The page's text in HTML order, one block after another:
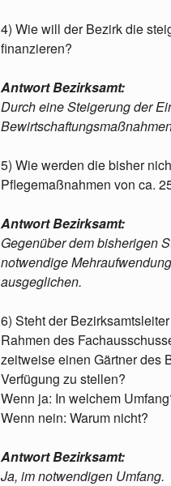
4) Wie will der Bezirk die
finanzieren?
Antwort Bezirksamt:
Durch eine Steigerung der
5) Wie werden die bisher
Pflegemaßnahmen von ca.
Antwort Bezirksamt:
Gegenüber dem bisherigen
notwendige
ausgeglichen.
6) Steht der
Rahmen des
zeitweise einen Gärtner des
Verfügung zu stellen?
Wenn ja: In welchem
Wenn nein: Warum nicht?
Antwort Bezirksamt:
Ja, im notwendigen Umfang.